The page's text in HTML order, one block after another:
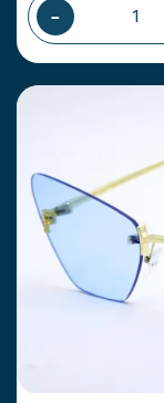
-